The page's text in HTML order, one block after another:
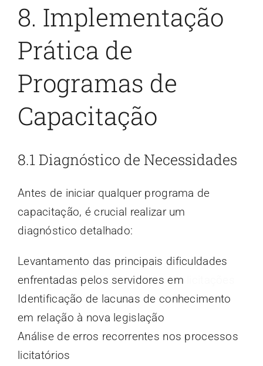
8. Implementação
Prática de
Programas de
Capacitação
8.1 Diagnóstico de Necessidades
Antes de iniciar qualquer programa de
capacitação, é crucial realizar um
diagnóstico detalhado:
Levantamento das principais dificuldades
enfrentadas pelos servidores em
Identificação de lacunas de conhecimento
em relação à nova legislação
Análise de erros recorrentes nos processos
licitatórios